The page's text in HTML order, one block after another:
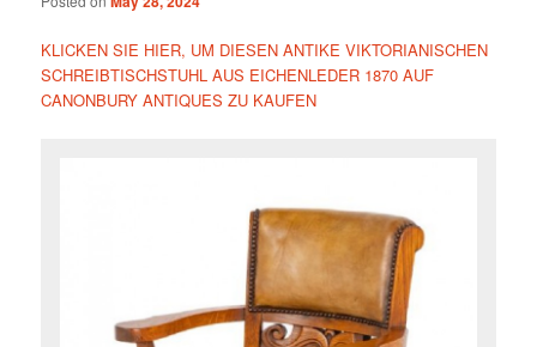
KLICKEN SIE HIER, UM DIESEN ANTIKE VIKTORIANISCHEN
SCHREIBTISCHSTUHL AUS EICHENLEDER 1870 AUF
CANONBURY ANTIQUES ZU KAUFEN